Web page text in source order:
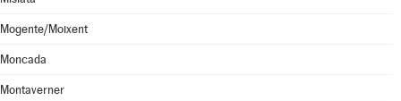
Mogente/Moixent
Moncada
Montaverner